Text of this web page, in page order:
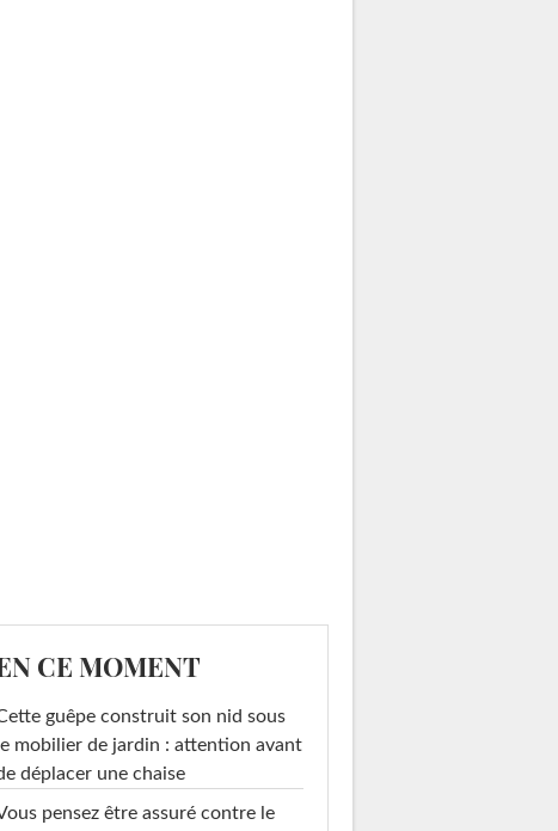
CE MOMENT
guêpe construit son nid sous
le mobilier de jardin : attention avant
déplacer une chaise
pensez être assuré contre le